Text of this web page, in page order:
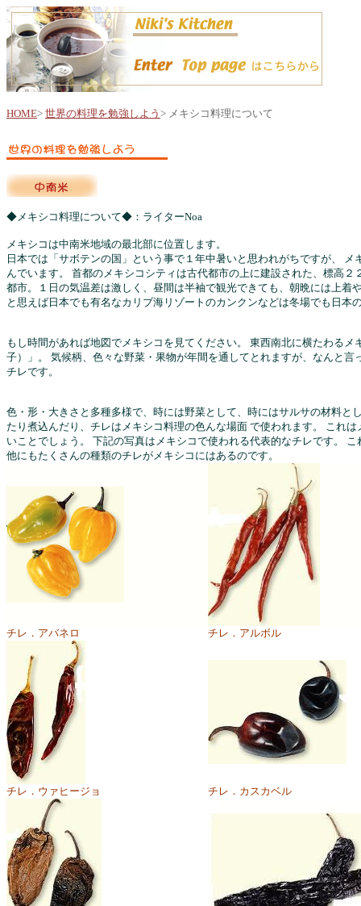
HOME> 世界の料理を勉強しよう > メキシコ料理について
◆メキシコ料理について◆：ライターNoa
メキシコは中南米地域の最北部に位置します。
日本では「サボテンの国」という事で１年中暑いと思われがちですが、
んでいます。 首都のメキシコシティは古代都市の上に建設された、標高２
都市。１日の気温差は激しく、昼間は半袖で観光できても、朝晩には上着
と思えば日本でも有名なカリブ海リゾートのカンクンなどは冬場でも日本
もし時間があれば地図でメキシコを見てください。 東西南北に横たわるメ
子）」。 気候柄、色々な野菜・果物が年間を通してとれますが、なんと言
チレです。
色・形・大きさと多種多様で、時には野菜として、時にはサルサの材料と
たり煮込んだり、チレはメキシコ料理の色んな場面 で使われます。 これ
いことでしょう。 下記の写真はメキシコで使われる代表的なチレです。
他にもたくさんの種類のチレがメキシコにはあるのです。
チレ．アバネロ チレ．アルボル
チレ．ウァヒージョ チレ．カスカベル